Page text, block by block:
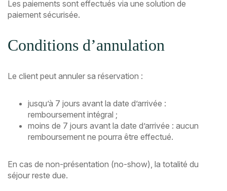
Les paiements sont effectués via une solution de
paiement sécurisée.
Conditions d’annulation
Le client peut annuler sa réservation :
jusqu’à 7 jours avant la date d’arrivée :
remboursement intégral ;
moins de 7 jours avant la date d’arrivée : aucun
remboursement ne pourra être effectué.
En cas de non-présentation (no-show), la totalité du
séjour reste due.